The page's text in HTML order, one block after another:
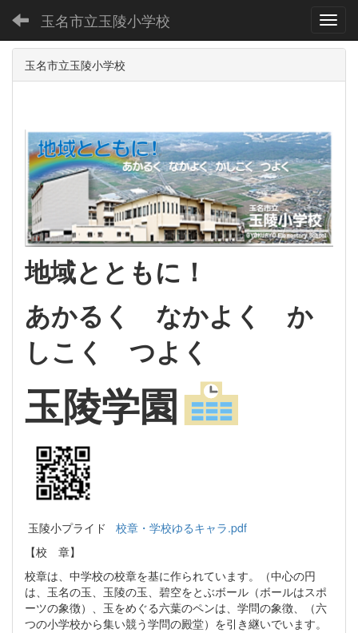
玉名市立玉陵小学校
玉名市立玉陵小学校
地域とともに！
あかるく なかよく か
しこく つよく
玉陵学園
玉陵小プライド 校章・学校ゆるキャラ.pdf
【校 章】
校章は、中学校の校章を基に作られています。（中心の円
は、玉名の玉、玉陵の玉、碧空をとぶボール（ボールはスポ
ーツの象徴）、玉をめぐる六葉のペンは、学問の象徴、（六
つの小学校から集い競う学問の殿堂）を引き継いでいます。